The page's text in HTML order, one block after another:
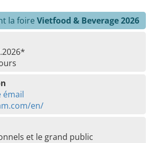
la foire Vietfood & Beverage 2026
émail
en/
et le grand public